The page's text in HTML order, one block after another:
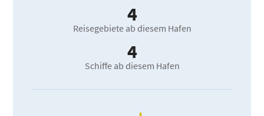
4
Reisegebiete ab diesem Hafen
4
Schiffe ab diesem Hafen